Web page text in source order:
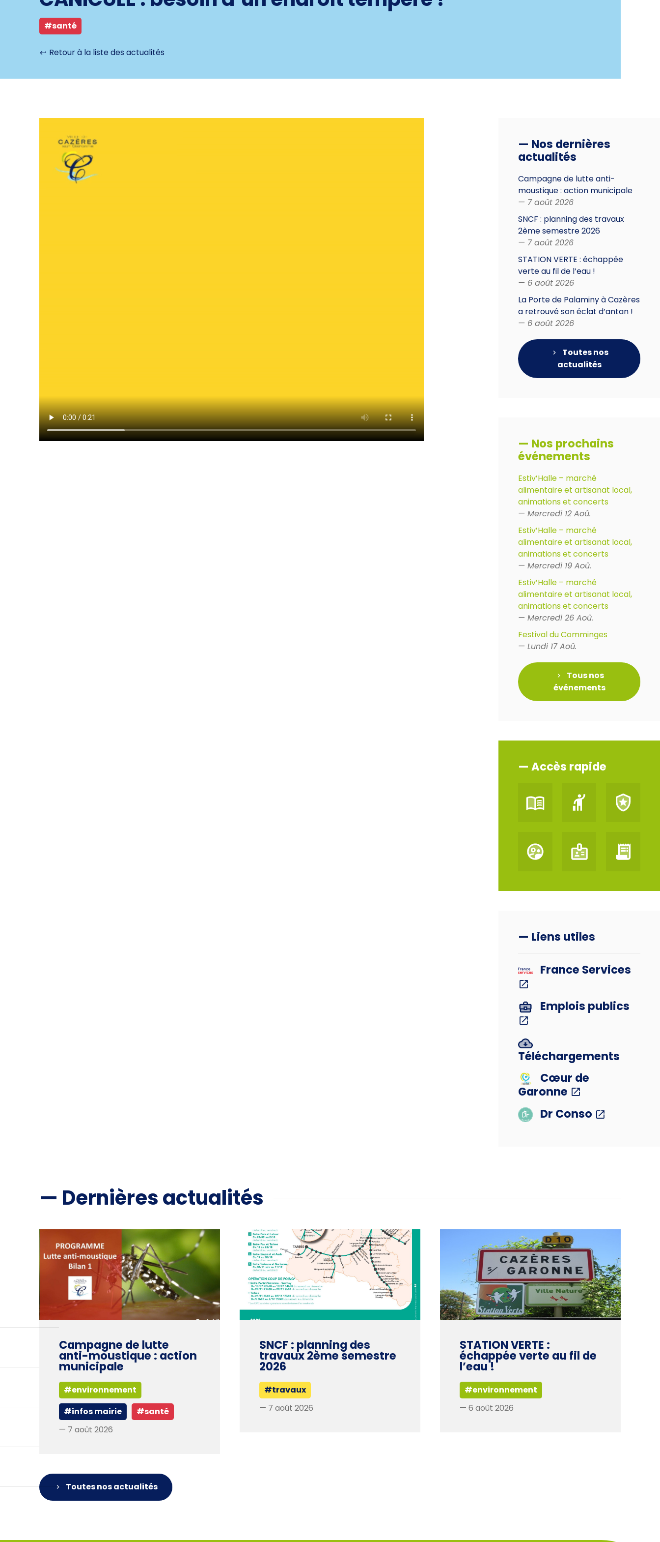
#santé
Retour à la liste des actualités
— Nos dernières
actualités
Campagne de lutte anti-
moustique : action municipale
— 7 août 2026
SNCF : planning des travaux
2ème semestre 2026
— 7 août 2026
STATION VERTE : échappée
verte au fil de l’eau !
— 6 août 2026
La Porte de Palaminy à Cazères
a retrouvé son éclat d’antan !
— 6 août 2026
Toutes nos
actualités
— Nos prochains
événements
Estiv’Halle – marché
alimentaire et artisanat local,
animations et concerts
— Mercredi 12 Aoû.
Estiv’Halle – marché
alimentaire et artisanat local,
animations et concerts
— Mercredi 19 Aoû.
Estiv’Halle – marché
alimentaire et artisanat local,
animations et concerts
— Mercredi 26 Aoû.
Festival du Comminges
— Lundi 17 Aoû.
Tous nos
événements
— Accès rapide
— Liens utiles
France Services
Emplois publics
Téléchargements
Cœur de
Garonne
Dr Conso
— Dernières actualités
Campagne de lutte
anti-moustique : action
municipale
#environnement
#infos mairie
#santé
— 7 août 2026
SNCF : planning des
travaux 2ème semestre
2026
#travaux
— 7 août 2026
STATION VERTE :
échappée verte au fil de
l’eau !
#environnement
— 6 août 2026
Toutes nos actualités